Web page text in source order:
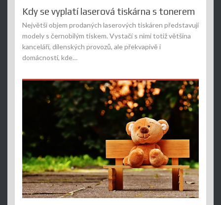
Kdy se vyplatí laserová tiskárna s tonerem
Největší objem prodaných laserových tiskáren představují
modely s černobílým tiskem. Vystačí s nimi totiž většina
kanceláří, dílenských provozů, ale překvapivě i
domácností, kde…